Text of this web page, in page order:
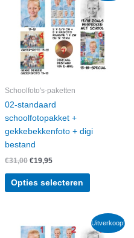
Schoolfoto's-paketten
02-standaard
schoolfotopakket +
gekkebekkenfoto + digi
bestand
€31,00 Oorspronkelijke
was:
€19,95Huidige
is:
Opties selecteren
Uitverkoop!